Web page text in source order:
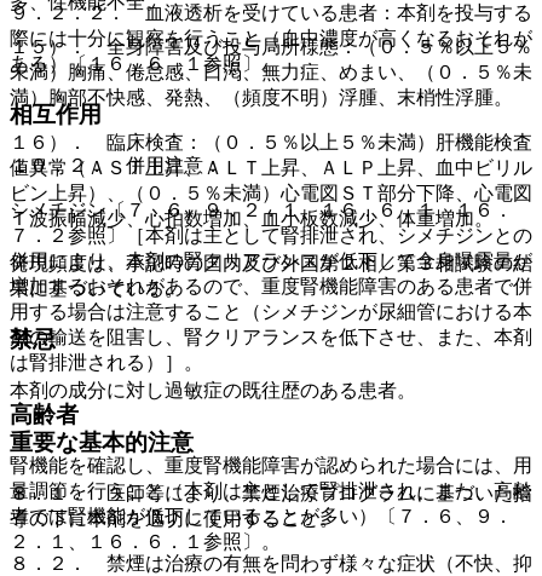
９．２．２． 血液透析を受けている患者：本剤を投与する
際には十分に観察を行うこと（血中濃度が高くなるおそれが
ある）〔１６．６．１参照〕。
相互作用
１０．２． 併用注意：
シメチジン〔７．６、９．２．１、１６．６．１、１６．
７．２参照〕［本剤は主として腎排泄され、シメチジンとの
併用により、本剤の腎クリアランスが低下して全身曝露量が
増加するおそれがあるので、重度腎機能障害のある患者で併
用する場合は注意すること（シメチジンが尿細管における本
剤の輸送を阻害し、腎クリアランスを低下させ、また、本剤
は腎排泄される）］。
高齢者
腎機能を確認し、重度腎機能障害が認められた場合には、用
量調節を行うこと（本剤は主として腎排泄され、また、高齢
者では腎機能が低下していることが多い）〔７．６、９．
２．１、１６．６．１参照〕。
１５）． 全身障害及び投与局所様態：（０．５％以上５％
未満）胸痛、倦怠感、口渇、無力症、めまい、（０．５％未
満）胸部不快感、発熱、（頻度不明）浮腫、末梢性浮腫。
１６）． 臨床検査：（０．５％以上５％未満）肝機能検査
値異常（ＡＳＴ上昇、ＡＬＴ上昇、ＡＬＰ上昇、血中ビリル
ビン上昇）、（０．５％未満）心電図ＳＴ部分下降、心電図
Ｔ波振幅減少、心拍数増加、血小板数減少、体重増加。
発現頻度は、承認時の国内及び外国第２相／第３相試験の結
果に基づいている。
禁忌
本剤の成分に対し過敏症の既往歴のある患者。
重要な基本的注意
８．１． 医師等により、禁煙治療プログラムに基づいた指
導の下に本剤を適切に使用すること。
８．２． 禁煙は治療の有無を問わず様々な症状（不快、抑